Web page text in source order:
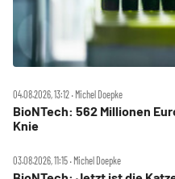
04.08.2026, 13:12 ‧ Michel Doepke
BioNTech: 562 Millionen
Knie
03.08.2026, 11:15 ‧ Michel Doepke